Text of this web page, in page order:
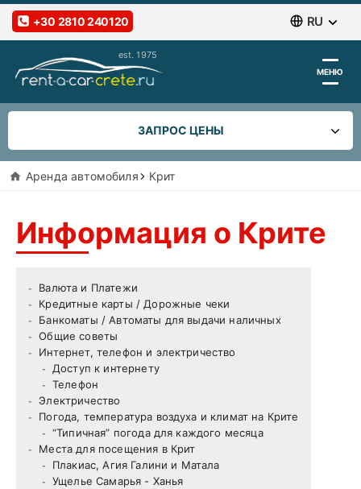
RU
+30 2810 240120
МЕНЮ
ЗАПРОС ЦЕНЫ
ПОЛУЧИТЬ/ ВЕРНУТЬ
Вернуть в другом месте
ДАТА ВОЗВРАТА АВТОМОБИЛЯ
ПОИСК
Aренда автомобиля Крит
Информация о Крите
Валюта и Платежи
Кредитные карты / Дорожные чеки
Банкоматы / Автоматы для выдачи наличных
Общие советы
Интернет, телефон и электричество
Доступ к интернету
Телефон
Электричество
Погода, температура воздуха и климат на Крите
“Типичная” погода для каждого месяца
Места для посещения в Крит
Плакиас, Агия Галини и Матала
Ущелье Самарья - Ханья